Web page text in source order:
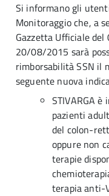
Si informano gli
Monitoraggio che, a
Gazzetta Ufficiale
20/08/2015 sarà
rimborsabilità SSN il
seguente nuova
STIVARGA
pazienti
del colon-
oppure non
terapie
terapia anti-